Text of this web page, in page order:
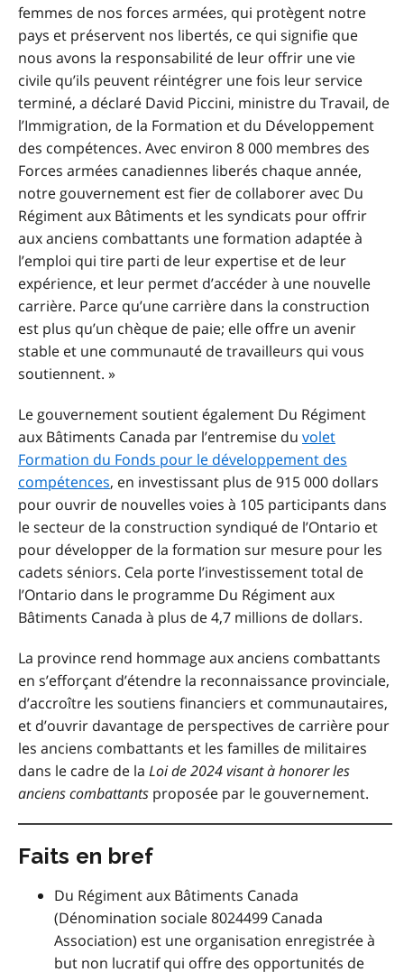
femmes de nos forces armées, qui protègent notre
pays et préservent nos libertés, ce qui signifie que
nous avons la responsabilité de leur offrir une vie
civile qu’ils peuvent réintégrer une fois leur service
terminé, a déclaré David Piccini, ministre du Travail, de
l’Immigration, de la Formation et du Développement
des compétences. Avec environ 8 000 membres des
Forces armées canadiennes liberés chaque année,
notre gouvernement est fier de collaborer avec Du
Régiment aux Bâtiments et les syndicats pour offrir
aux anciens combattants une formation adaptée à
l’emploi qui tire parti de leur expertise et de leur
expérience, et leur permet d’accéder à une nouvelle
carrière. Parce qu’une carrière dans la construction
est plus qu’un chèque de paie; elle offre un avenir
stable et une communauté de travailleurs qui vous
soutiennent. »
Le gouvernement soutient également Du Régiment
aux Bâtiments Canada par l’entremise du volet
Formation du Fonds pour le développement des
compétences, en investissant plus de 915 000 dollars
pour ouvrir de nouvelles voies à 105 participants dans
le secteur de la construction syndiqué de l’Ontario et
pour développer de la formation sur mesure pour les
cadets séniors. Cela porte l’investissement total de
l’Ontario dans le programme Du Régiment aux
Bâtiments Canada à plus de 4,7 millions de dollars.
La province rend hommage aux anciens combattants
en s’efforçant d’étendre la reconnaissance provinciale,
d’accroître les soutiens financiers et communautaires,
et d’ouvrir davantage de perspectives de carrière pour
les anciens combattants et les familles de militaires
dans le cadre de la Loi de 2024 visant à honorer les
anciens combattants proposée par le gouvernement.
Faits en bref
Du Régiment aux Bâtiments Canada
(Dénomination sociale 8024499 Canada
Association) est une organisation enregistrée à
but non lucratif qui offre des opportunités de